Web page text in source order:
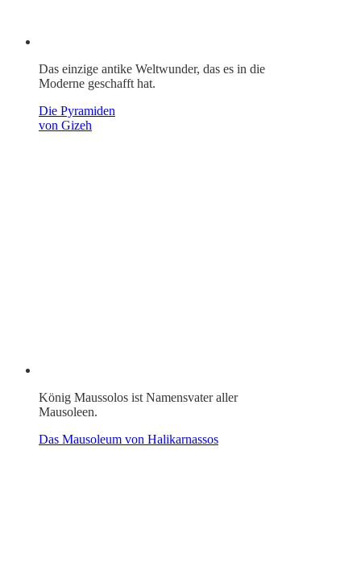
Das einzige antike Weltwunder, das es in die
Moderne geschafft hat.
Die Pyramiden
von Gizeh
König Maussolos ist Namensvater aller
Mausoleen.
Das Mausoleum von Halikarnassos